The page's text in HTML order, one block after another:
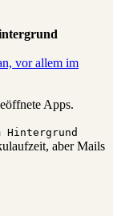
vor allem im
Apps.
aber Mails